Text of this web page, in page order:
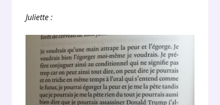
Juliette :